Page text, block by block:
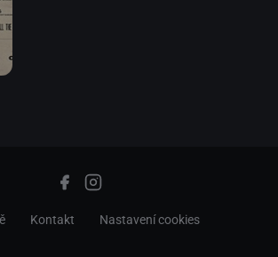
Kontakt Nastavení cookies